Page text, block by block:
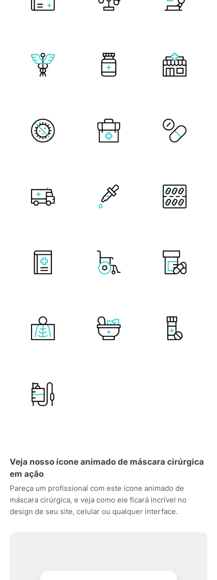
Veja nosso ícone animado de máscara cirúrgica
em ação
Pareça um profissional com este ícone animado de
máscara cirúrgica, e veja como ele ficará incrível no
design de seu site, celular ou qualquer interface.